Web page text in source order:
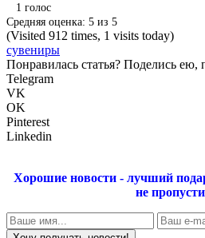
1 голос
Средняя оценка: 5 из 5
(Visited 912 times, 1 visits today)
сувениры
Понравилась статья? Поделись ею,
Telegram
VK
OK
Pinterest
Linkedin
Хорошие новости - лучший
не